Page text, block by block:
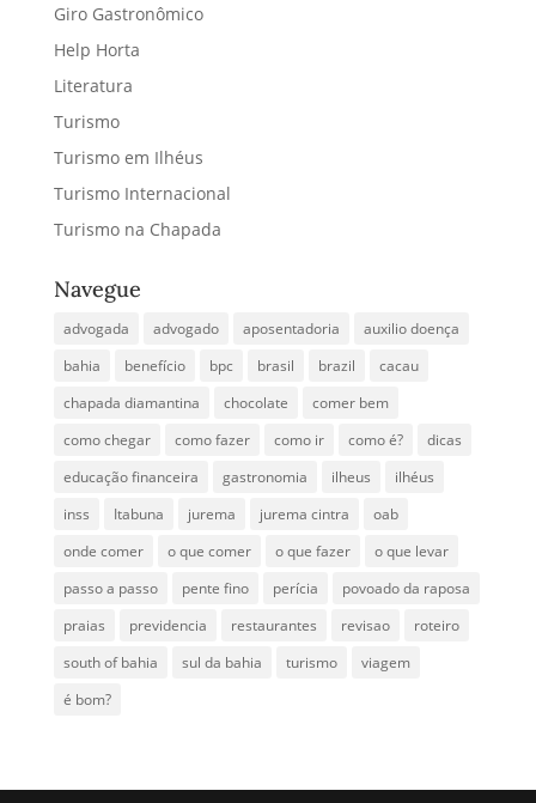
Giro Gastronômico
Help Horta
Literatura
Turismo
Turismo em Ilhéus
Turismo Internacional
Turismo na Chapada
Navegue
advogada advogado aposentadoria
auxilio doença
bahia
benefício bpc brasil brazil
cacau
chapada diamantina
chocolate
comer bem
como chegar
como fazer como ir como é?
dicas
educação financeira
gastronomia ilheus
ilhéus
inss
Itabuna jurema jurema cintra
oab
onde comer
o que comer o que fazer
o que levar
passo a passo
pente fino perícia
povoado da raposa
praias
previdencia restaurantes revisao
roteiro
south of bahia
sul da bahia turismo
viagem
é bom?